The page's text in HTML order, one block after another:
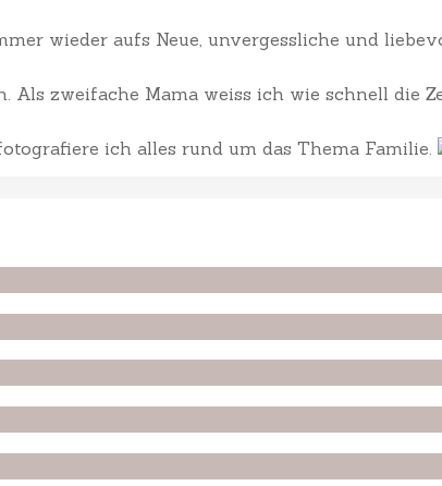
wieder aufs Neue, unvergessliche und
Als zweifache Mama weiss ich wie schnell
ich alles rund um das Thema Familie.